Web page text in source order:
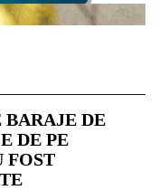
DE
DE PE
FOST